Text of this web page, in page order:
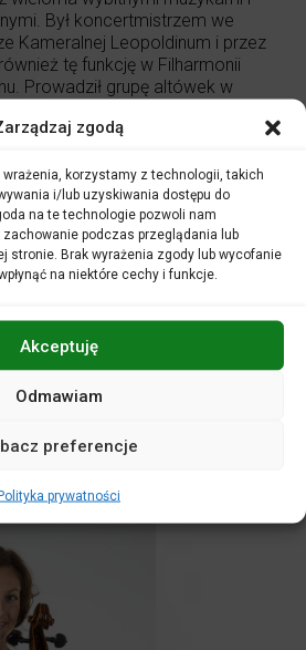
zgodą
wrażenia, korzystamy z technologii, takich
i/lub uzyskiwania dostępu do
na te technologie pozwoli nam
podczas przeglądania lub
stronie. Brak wyrażenia zgody lub wycofanie
na niektóre cechy i funkcje.
Akceptuję
Odmawiam
preferencje
prywatności
Był koncertmistrzem we
Kameralnej Leopoldinum i przez
tę funkcję w Filharmonii
Prowadził grupę altówek w
lat stale współpracuje z Teatrem
odbywał światowe trasy
USA, Brazylii, Urugwaju,
niemal w całej Europie. Dariusz
symfonicznej zajmuje się również
recitale i koncerty kameralne w
Współpracuje z kwartetem
posiada wile nagrań muzyki
obejmujące muzykę klasyczną,
Opolskiej im. J. Elsnera.